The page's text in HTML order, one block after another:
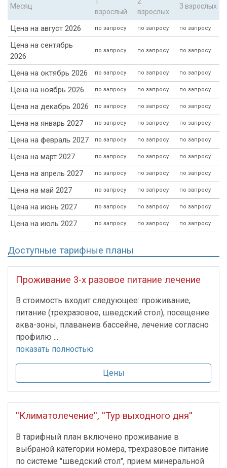
Месяц
взрослый
взрослых
3 взрослых
Цена на август 2026 по запросу по запросу по запросу
Цена на сентябрь
2026
по запросу по запросу по запросу
Цена на октябрь 2026 по запросу по запросу по запросу
Цена на ноябрь 2026 по запросу по запросу по запросу
Цена на декабрь 2026 по запросу по запросу по запросу
Цена на январь 2027 по запросу по запросу по запросу
Цена на февраль 2027 по запросу по запросу по запросу
Цена на март 2027 по запросу по запросу по запросу
Цена на апрель 2027 по запросу по запросу по запросу
Цена на май 2027 по запросу по запросу по запросу
Цена на июнь 2027 по запросу по запросу по запросу
Цена на июль 2027 по запросу по запросу по запросу
Доступные тарифные планы
Проживание 3-х разовое питание лечение
В стоимость входит следующее: проживание,
питание (трехразовое, шведский стол), посещение
аква-зоны, плаванеив бассейне, лечение согласно
профилю ...
показать полностью
Цены
''Климатолечение'', ''Тур выходного дня''
В тарифный план включено проживание в
выбраной категории номера, трехразовое питание
по системе "шведский стол", прием минеральной